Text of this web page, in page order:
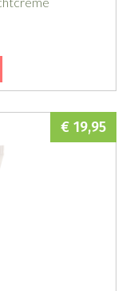
€ 19,95